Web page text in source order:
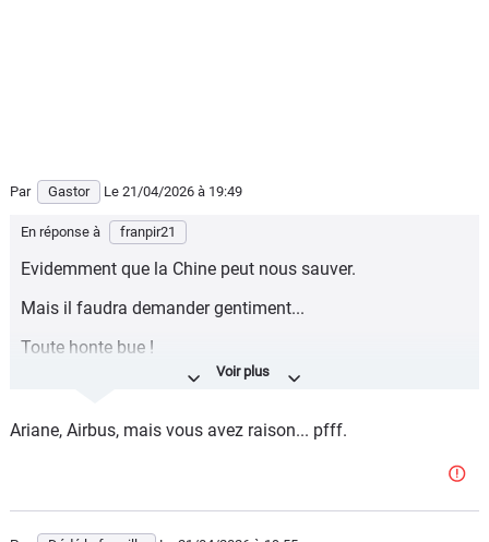
Par Gastor Le 21/04/2026 à 19:49
En réponse à franpir21
Evidemment que la Chine peut nous sauver.
Mais il faudra demander gentiment...
Toute honte bue !
De toute façon l'Europe n'ayant jamais existé sur le plan
d'avenir et empêtrée dans son idéologie et sa morale qui
l'Europe voulue par quelques visionnaires au sortir de la
Ariane, Airbus, mais vous avez raison... pfff.